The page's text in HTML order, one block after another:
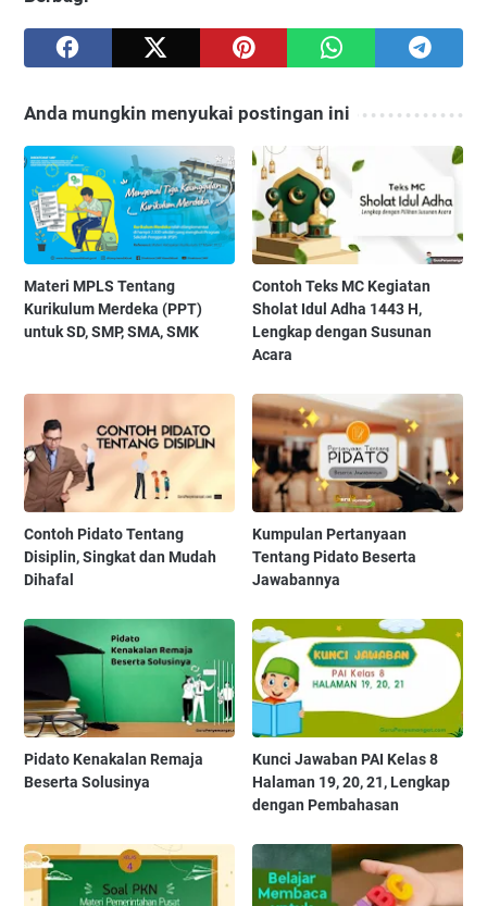
Anda mungkin menyukai postingan ini
Materi MPLS Tentang
Kurikulum Merdeka (PPT)
untuk SD, SMP, SMA, SMK
Contoh Teks MC Kegiatan
Sholat Idul Adha 1443 H,
Lengkap dengan Susunan
Acara
Contoh Pidato Tentang
Disiplin, Singkat dan Mudah
Dihafal
Kumpulan Pertanyaan
Tentang Pidato Beserta
Jawabannya
Pidato Kenakalan Remaja
Beserta Solusinya
Kunci Jawaban PAI Kelas 8
Halaman 19, 20, 21, Lengkap
dengan Pembahasan